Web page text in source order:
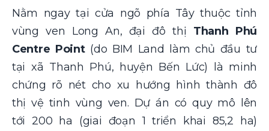
Nằm ngay tại cửa ngõ phía Tây thuộc tỉnh
vùng ven Long An, đại đô thị Thanh Phú
Centre Point(do BIM Land làm chủ đầu tư
tại xã Thanh Phú, huyện Bến Lức) là minh
chứng rõ nét cho xu hướng hình thành đô
thị vệ tinh vùng ven. Dự án có quy mô lên
tới 200 ha (giai đoạn 1 triển khai 85,2 ha)